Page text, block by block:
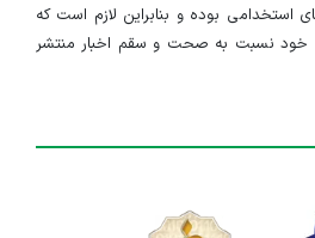
استخدامی بوده و بنابراین لازم است که
خود نسبت به صحت و سقم اخبار منتشر